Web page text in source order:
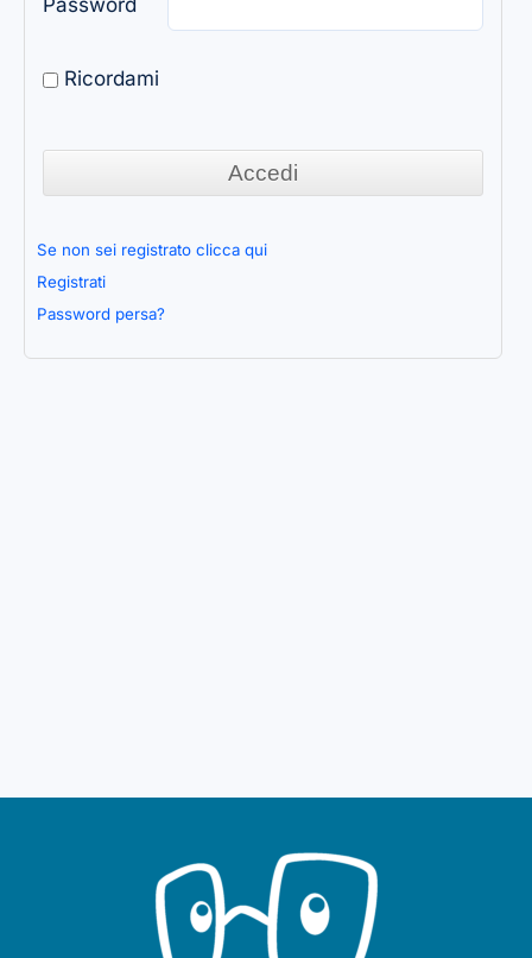
Password
Ricordami
Se non sei registrato clicca qui
Registrati
Password persa?